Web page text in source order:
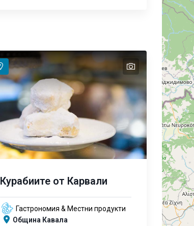
text
Курабиите от Карвали
Гастрономия & Местни продукти
Община Кавала